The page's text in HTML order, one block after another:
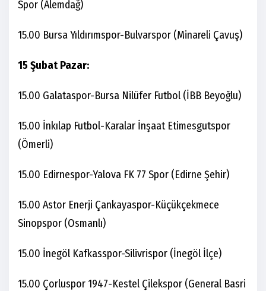
Spor (Alemdağ)
15.00 Bursa Yıldırımspor-Bulvarspor (Minareli Çavuş)
15 Şubat Pazar:
15.00 Galataspor-Bursa Nilüfer Futbol (İBB Beyoğlu)
15.00 İnkılap Futbol-Karalar İnşaat Etimesgutspor
(Ömerli)
15.00 Edirnespor-Yalova FK 77 Spor (Edirne Şehir)
15.00 Astor Enerji Çankayaspor-Küçükçekmece
Sinopspor (Osmanlı)
15.00 İnegöl Kafkasspor-Silivrispor (İnegöl İlçe)
15.00 Çorluspor 1947-Kestel Çilekspor (General Basri